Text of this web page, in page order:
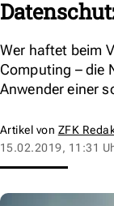
Wer haftet beim
Computing – die
Anwender einer
Artikel von ZFK
15.02.2019, 11:31